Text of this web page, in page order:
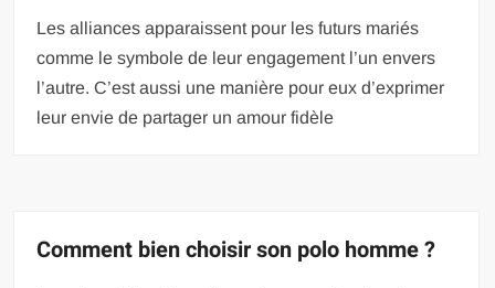
Les alliances apparaissent pour les futurs mariés
comme le symbole de leur engagement l’un envers
l’autre. C’est aussi une manière pour eux d’exprimer
leur envie de partager un amour fidèle
Comment bien choisir son polo homme ?